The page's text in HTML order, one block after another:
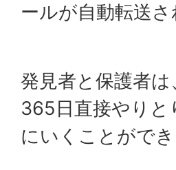
ールが自動転送さ
発見者と保護者
365日直接やりと
にいくことができ